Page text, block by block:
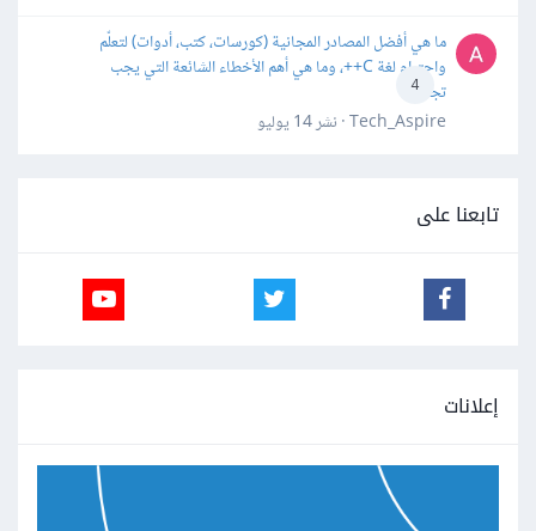
4
ما هي أفضل المصادر المجانية (كورسات، كتب، أدوات) لتعلّم
واحترام لغة C++، وما هي أهم الأخطاء الشائعة التي يجب
تجنبها؟
Tech_Aspire · نشر
14 يوليو
تابعنا على
إعلانات